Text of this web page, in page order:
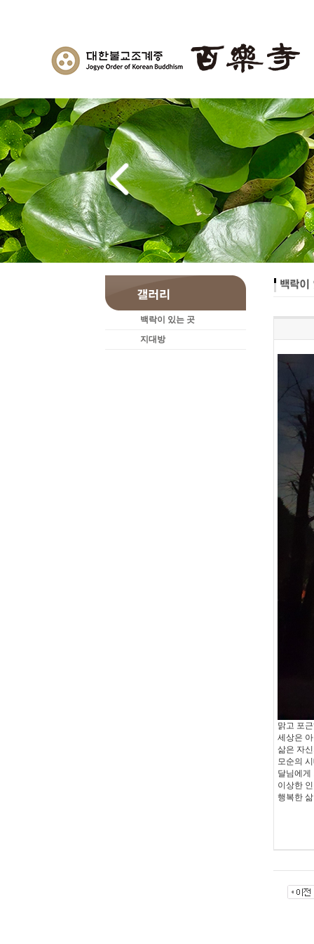
백락이 있는 곳
지대방
맑고 포
세상은
삶은 자
모순의
달님에게
이상한
행복한